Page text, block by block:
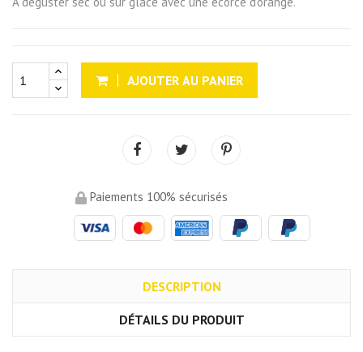
AJOUTER AU PANIER
Paiements 100% sécurisés
DESCRIPTION
DÉTAILS DU PRODUIT